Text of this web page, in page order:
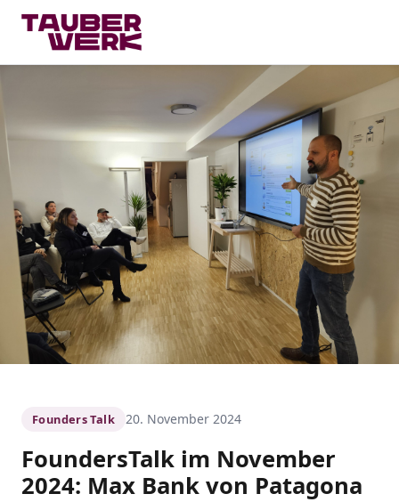
Founders Talk 20. November 2024
FoundersTalk im November
2024: Max Bank von Patagona